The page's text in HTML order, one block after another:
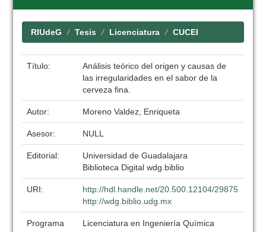
RIUdeG Tesis Licenciatura CUCEI
Título:
Análisis teórico del origen y causas de
las irregularidades en el sabor de la
cerveza fina.
Autor: Moreno Valdez, Enriqueta
Asesor: NULL
Editorial:
Universidad de Guadalajara
Biblioteca Digital wdg.biblio
URI:
http://hdl.handle.net/20.500.12104/29875
http://wdg.biblio.udg.mx
Programa
Licenciatura en Ingeniería Química